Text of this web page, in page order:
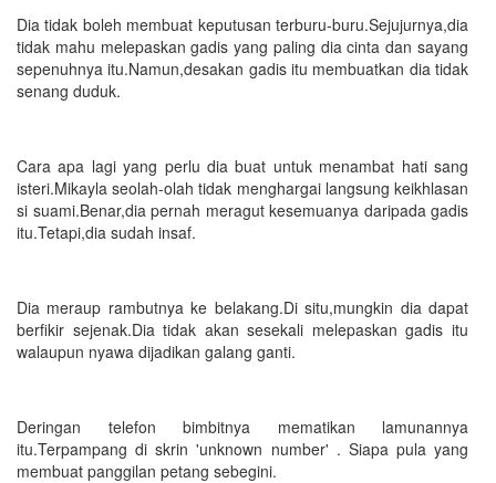
Dia tidak boleh membuat keputusan terburu-buru.Sejujurnya,dia
tidak mahu melepaskan gadis yang paling dia cinta dan sayang
sepenuhnya itu.Namun,desakan gadis itu membuatkan dia tidak
senang duduk.
Cara apa lagi yang perlu dia buat untuk menambat hati sang
isteri.Mikayla seolah-olah tidak menghargai langsung keikhlasan
si suami.Benar,dia pernah meragut kesemuanya daripada gadis
itu.Tetapi,dia sudah insaf.
Dia meraup rambutnya ke belakang.Di situ,mungkin dia dapat
berfikir sejenak.Dia tidak akan sesekali melepaskan gadis itu
walaupun nyawa dijadikan galang ganti.
Deringan telefon bimbitnya mematikan lamunannya
itu.Terpampang di skrin 'unknown number' . Siapa pula yang
membuat panggilan petang sebegini.